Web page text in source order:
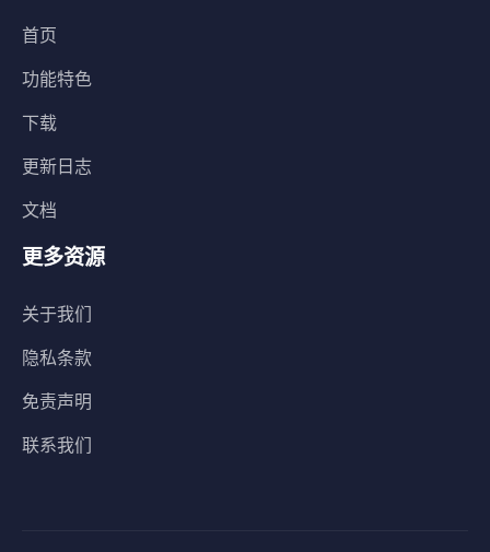
首页
功能特色
下载
更新日志
文档
更多资源
关于我们
隐私条款
免责声明
联系我们